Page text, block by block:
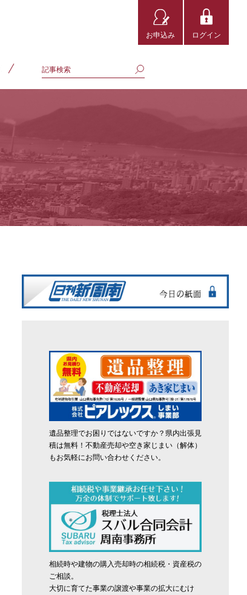
お申込み ログイン
遺品整理でお困りではないですか？県内出張見
積は無料！不動産売却や空き家じまい（解体）
もお気軽にお問い合わせください。
相続時や建物の購入売却時の相続税・資産税の
ご相談。
大切に育てた事業の譲渡や事業の拡大にむけ